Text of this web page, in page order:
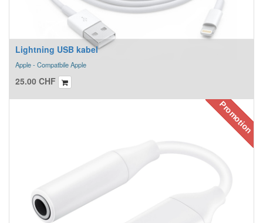
Lightning USB kabel
Apple - Compatbile Apple
25.00 CHF
Promotion